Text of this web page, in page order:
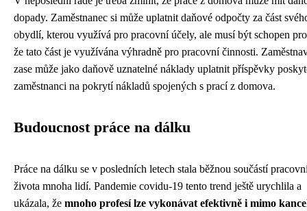
dopady. Zaměstnanec si může uplatnit daňové odpočty za část
obydlí, kterou využívá pro pracovní účely, ale musí být schopen
že tato část je využívána výhradně pro pracovní činnosti.
zase může jako daňově uznatelné náklady uplatnit příspěvky
zaměstnanci na pokrytí nákladů spojených s prací z domova.
Budoucnost práce na dálku
Práce na dálku se v posledních letech stala běžnou součástí
života mnoha lidí. Pandemie covidu-19 tento trend ještě urychlila a
ukázala, že mnoho profesí lze vykonávat efektivně i mimo